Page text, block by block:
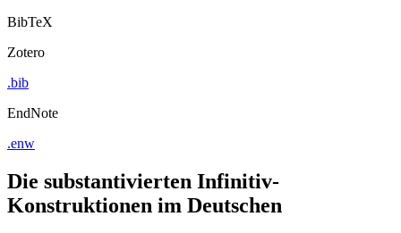
BibTeX
Zotero
.bib
EndNote
.enw
Die substantivierten Infinitiv-
Konstruktionen im Deutschen